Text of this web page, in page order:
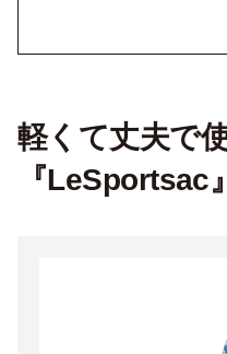
軽くて丈夫で
『LeSportsac』